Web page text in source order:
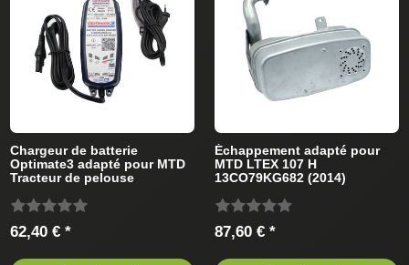
Chargeur de batterie
Optimate3 adapté pour MTD
Tracteur de pelouse
62,40 € *
Échappement adapté pour
MTD LTEX 107 H
13CO79KG682 (2014)
87,60 € *